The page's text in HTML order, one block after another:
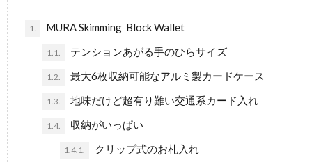
1. MURA Skimming Block Wallet
1.1. テンションあがる手のひらサイズ
1.2. 最大6枚収納可能なアルミ製カードケース
1.3. 地味だけど超有り難い交通系カード入れ
1.4. 収納がいっぱい
1.4.1. クリップ式のお札入れ